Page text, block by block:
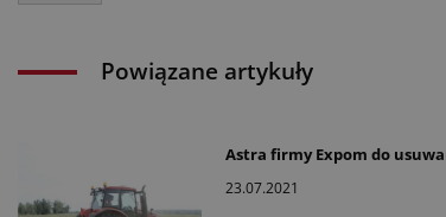
Powiązane artykuły
Astra firmy Expom do
23.07.2021